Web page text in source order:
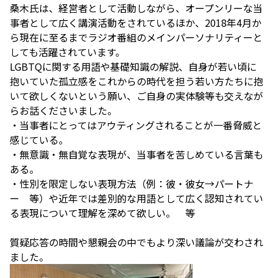
桑木氏は、経営者として活動しながら、オープンリーな当
事者として広く講演活動をされているほか、2018年4月か
ら現在に至るまでラジオ番組のメインパーソナリティーと
しても活躍されています。
LGBTQに関する用語や基礎知識の解説、自身が若い頃に
抱いていた孤立感をこれからの時代を担う若い方たちに抱
いて欲しくないという願い、ご自身の実体験等も交えなが
らお話くださいました。
・当事者にとってはアウティングされることが一番脅威と
感じている。
・無意識・無自覚な表現が、当事者を苦しめている言葉も
ある。
・性別を限定しない表現方法（例：彼・彼女→パートナ
ー 等）や近年では差別的な用語として広く認知されてい
る表現について理解を深めて欲しい。 等
質疑応答の時間や懇親会の中でもより深い議論が交わされ
ました。